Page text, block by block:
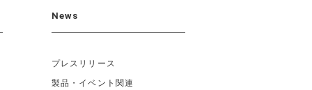
News
プレスリリース
製品・イベント関連